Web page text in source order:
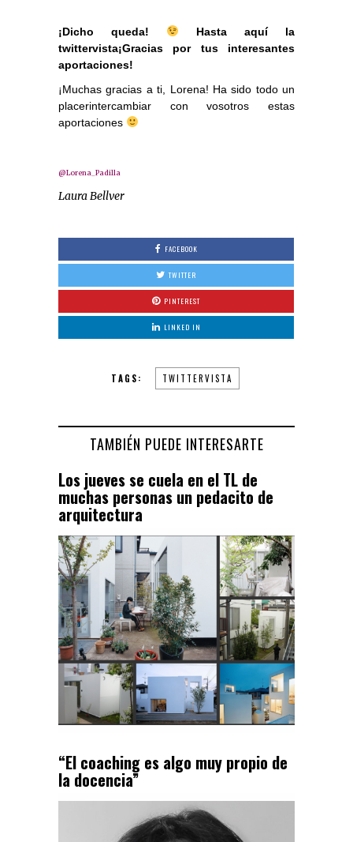
¡Dicho queda!
Hasta aquí la
twittervista¡Gracias por tus interesantes
aportaciones!
¡Muchas gracias a ti, Lorena! Ha sido todo un
placerintercambiar con vosotros estas
aportaciones
@Lorena_Padilla
Laura Bellver
FACEBOOK
TWITTER
PINTEREST
LINKED IN
TAGS: TWITTERVISTA
TAMBIÉN PUEDE INTERESARTE
Los jueves se cuela en el TL de
muchas personas un pedacito de
arquitectura
“El coaching es algo muy propio de
la docencia”